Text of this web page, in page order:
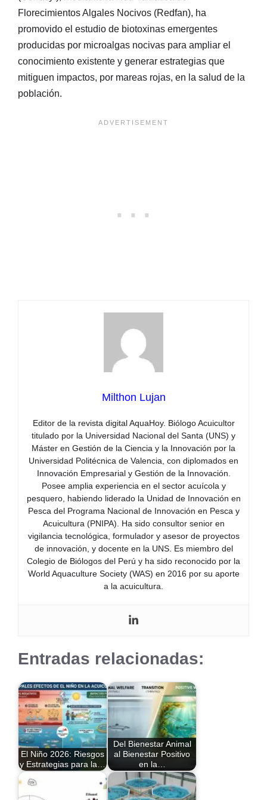
Florecimientos Algales Nocivos (Redfan), ha
promovido el estudio de biotoxinas emergentes
producidas por microalgas nocivas para ampliar el
conocimiento existente y generar estrategias que
mitiguen impactos, por mareas rojas, en la salud de la
población.
Milthon Lujan
Editor de la revista digital AquaHoy. Biólogo Acuicultor
titulado por la Universidad Nacional del Santa (UNS) y
Máster en Gestión de la Ciencia y la Innovación por la
Universidad Politécnica de Valencia, con diplomados en
Innovación Empresarial y Gestión de la Innovación.
Posee amplia experiencia en el sector acuícola y
pesquero, habiendo liderado la Unidad de Innovación en
Pesca del Programa Nacional de Innovación en Pesca y
Acuicultura (PNIPA). Ha sido consultor senior en
vigilancia tecnológica, formulador y asesor de proyectos
de innovación, y docente en la UNS. Es miembro del
Colegio de Biólogos del Perú y ha sido reconocido por la
World Aquaculture Society (WAS) en 2016 por su aporte
a la acuicultura.
Entradas relacionadas:
El Niño 2026: Riesgos
y Estrategias para la…
Del Bienestar Animal
al Bienestar Positivo
en la…